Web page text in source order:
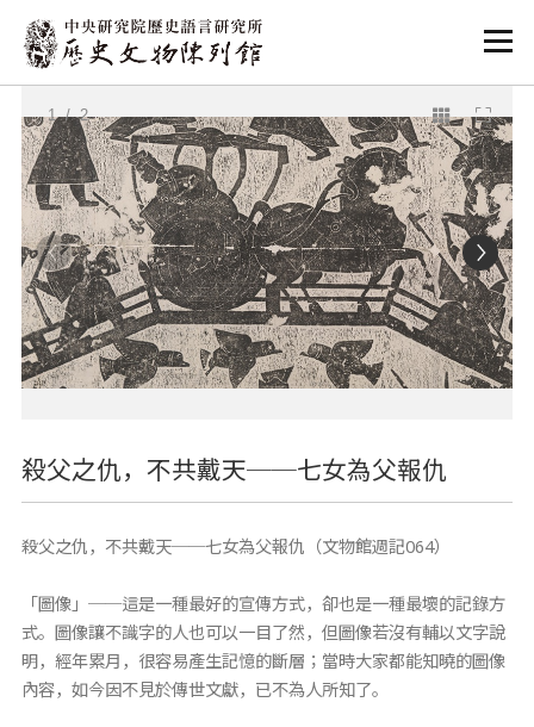
:::
:::
1/ 2
殺父之仇，不共戴天──七女為父報仇
殺父之仇，不共戴天──七女為父報仇（文物館週記064）
「圖像」──這是一種最好的宣傳方式，卻也是一種最壞的記錄方
式。圖像讓不識字的人也可以一目了然，但圖像若沒有輔以文字說
明，經年累月，很容易產生記憶的斷層；當時大家都能知曉的圖像
內容，如今因不見於傳世文獻，已不為人所知了。